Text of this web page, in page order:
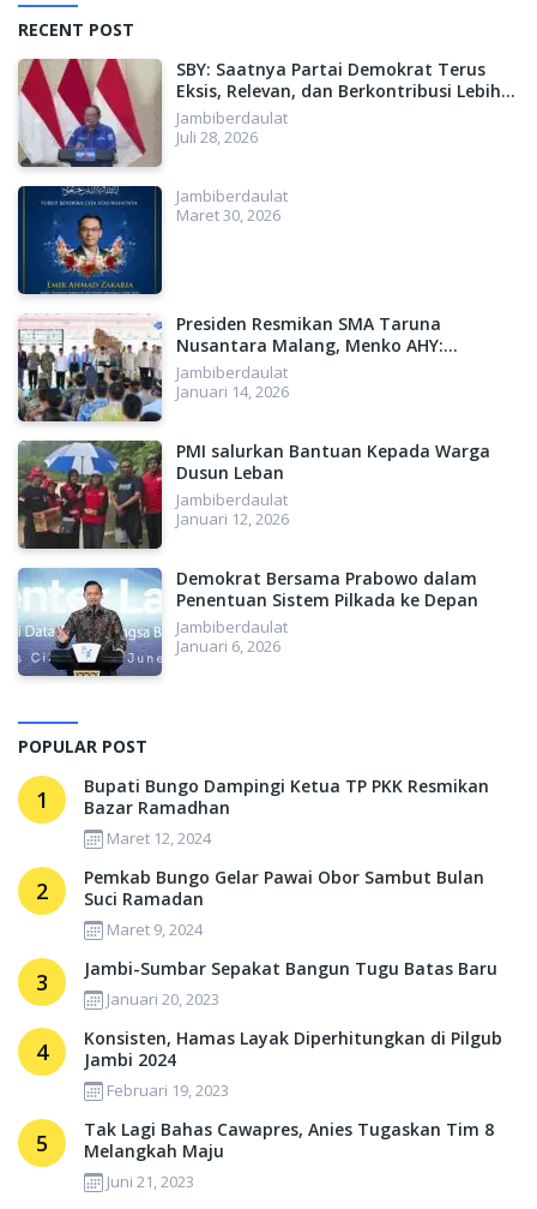
RECENT POST
SBY: Saatnya Partai Demokrat Terus
Eksis, Relevan, dan Berkontribusi Lebih
Besar untuk Indonesia
Jambiberdaulat
Juli 28, 2026
Jambiberdaulat
Maret 30, 2026
Presiden Resmikan SMA Taruna
Nusantara Malang, Menko AHY:
Menyiapkan SDM Unggul, Menuju
Indonesia Emas 2045
Jambiberdaulat
Januari 14, 2026
PMI salurkan Bantuan Kepada Warga
Dusun Leban
Jambiberdaulat
Januari 12, 2026
Demokrat Bersama Prabowo dalam
Penentuan Sistem Pilkada ke Depan
Jambiberdaulat
Januari 6, 2026
POPULAR POST
1
Bupati Bungo Dampingi Ketua TP PKK Resmikan
Bazar Ramadhan
Maret 12, 2024
2
Pemkab Bungo Gelar Pawai Obor Sambut Bulan
Suci Ramadan
Maret 9, 2024
3 Jambi-Sumbar Sepakat Bangun Tugu Batas Baru
Januari 20, 2023
4
Konsisten, Hamas Layak Diperhitungkan di Pilgub
Jambi 2024
Februari 19, 2023
5
Tak Lagi Bahas Cawapres, Anies Tugaskan Tim 8
Melangkah Maju
Juni 21, 2023